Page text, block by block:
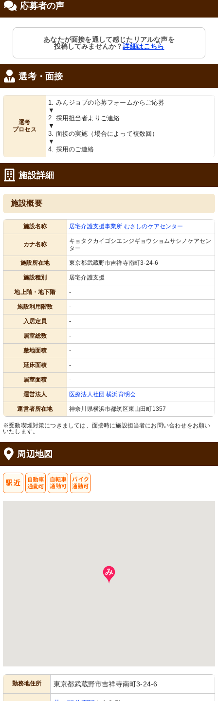
応募者の声
あなたが面接を通して感じたリアルな声を
投稿してみませんか？詳細はこちら
選考・面接
選考
プロセス
1. みんジョブの応募フォームからご応募
▼
2. 採用担当者よりご連絡
▼
3. 面接の実施（場合によって複数回）
▼
4. 採用のご連絡
施設詳細
施設概要
施設名称 居宅介護支援事業所 むさしのケアセンター
カナ名称
キョタクカイゴシエンジギョウショムサシノケアセン
ター
施設所在地 東京都武蔵野市吉祥寺南町3-24-6
施設種別 居宅介護支援
地上階・地下階 -
施設利用階数 -
入居定員 -
居室総数 -
敷地面積 -
延床面積 -
居室面積 -
運営法人 医療法人社団 横浜育明会
運営者所在地 神奈川県横浜市都筑区東山田町1357
※受動喫煙対策につきましては、面接時に施設担当者にお問い合わせをお願い
いたします。
周辺地図
勤務地住所 東京都武蔵野市吉祥寺南町3-24-6